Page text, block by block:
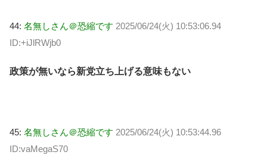
44: 名無しさん＠恐縮です 2025/06/24(火) 10:53:06.94
ID:+iJlRWjb0
政策が無いなら新党立ち上げる意味もない
45: 名無しさん＠恐縮です 2025/06/24(火) 10:53:44.96
ID:vaMegaS70